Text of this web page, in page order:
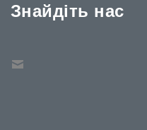
Знайдіть нас